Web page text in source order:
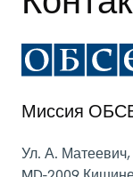
Миссия
Ул. А.